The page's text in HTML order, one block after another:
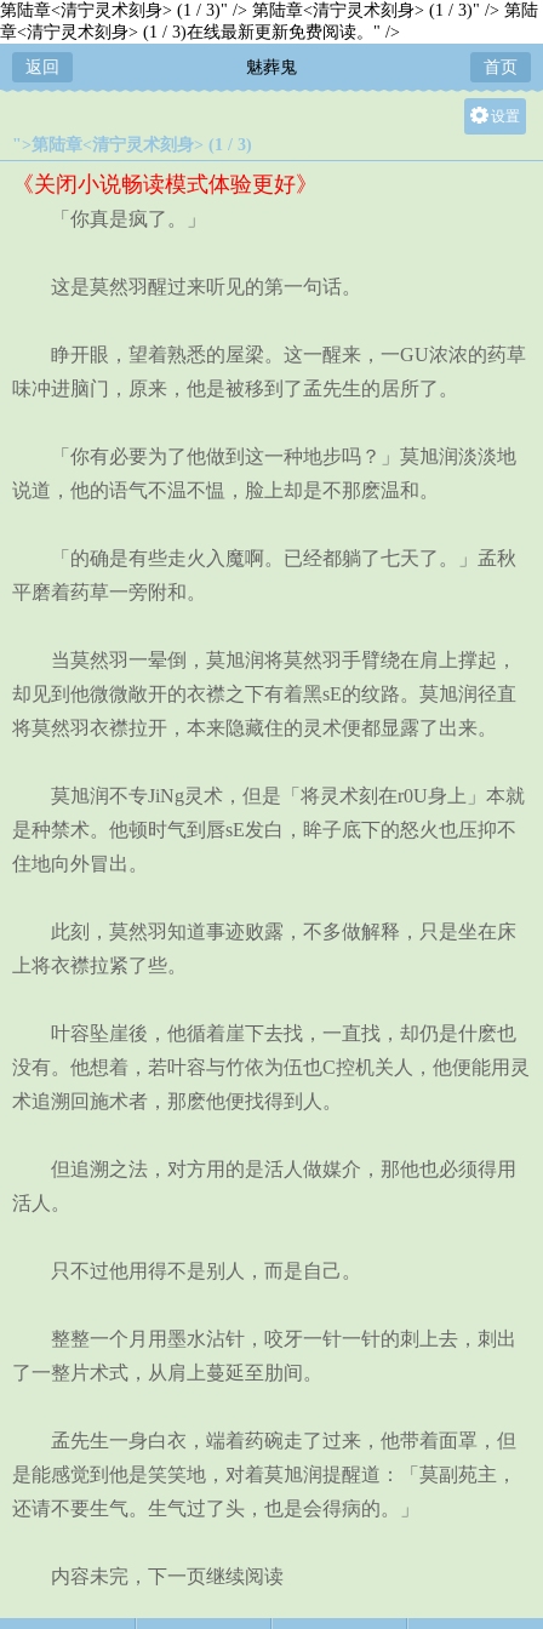
第陆章<清宁灵术刻身> (1 / 3)" /> 第陆章<清宁灵术刻身> (1 / 3)" /> 第陆
章<清宁灵术刻身> (1 / 3)在线最新更新免费阅读。" />
返回
魅葬鬼 首页
设置
">第陆章<清宁灵术刻身> (1 / 3)
《关闭小说畅读模式体验更好》
「你真是疯了。」
这是莫然羽醒过来听见的第一句话。
睁开眼，望着熟悉的屋梁。这一醒来，一GU浓浓的药草
味冲进脑门，原来，他是被移到了孟先生的居所了。
「你有必要为了他做到这一种地步吗？」莫旭润淡淡地
说道，他的语气不温不愠，脸上却是不那麽温和。
「的确是有些走火入魔啊。已经都躺了七天了。」孟秋
平磨着药草一旁附和。
当莫然羽一晕倒，莫旭润将莫然羽手臂绕在肩上撑起，
却见到他微微敞开的衣襟之下有着黑sE的纹路。莫旭润径直
将莫然羽衣襟拉开，本来隐藏住的灵术便都显露了出来。
莫旭润不专JiNg灵术，但是「将灵术刻在r0U身上」本就
是种禁术。他顿时气到唇sE发白，眸子底下的怒火也压抑不
住地向外冒出。
此刻，莫然羽知道事迹败露，不多做解释，只是坐在床
上将衣襟拉紧了些。
叶容坠崖後，他循着崖下去找，一直找，却仍是什麽也
没有。他想着，若叶容与竹依为伍也C控机关人，他便能用灵
术追溯回施术者，那麽他便找得到人。
但追溯之法，对方用的是活人做媒介，那他也必须得用
活人。
只不过他用得不是别人，而是自己。
整整一个月用墨水沾针，咬牙一针一针的刺上去，刺出
了一整片术式，从肩上蔓延至肋间。
孟先生一身白衣，端着药碗走了过来，他带着面罩，但
是能感觉到他是笑笑地，对着莫旭润提醒道：「莫副苑主，
还请不要生气。生气过了头，也是会得病的。」
内容未完，下一页继续阅读